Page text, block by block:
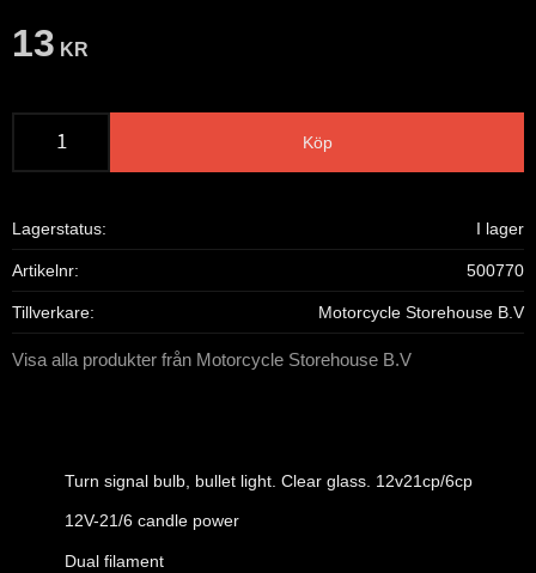
13 KR
Köp
Lagerstatus I lager
Artikelnr 500770
Tillverkare Motorcycle Storehouse B.V
Visa alla produkter från Motorcycle Storehouse B.V
Turn signal bulb, bullet light. Clear glass. 12v21cp/6cp
12V-21/6 candle power
Dual filament